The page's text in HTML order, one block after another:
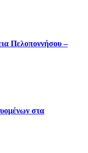
Πελοποννήσου –
στα